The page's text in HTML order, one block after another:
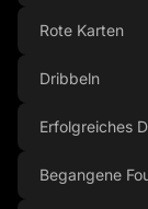
Rote Karten
Dribbeln
Erfolgreiches
Begangene